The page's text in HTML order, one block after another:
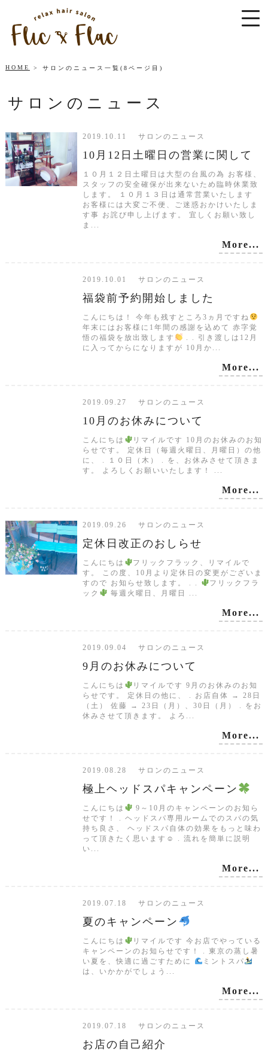
HOME サロンのニュース一覧(8ページ目)
サロンのニュース
2019.10.11 サロンのニュース
10月12日土曜日の営業に関して
１０月１２日土曜日は大型の台風の為 お客様、
スタッフの安全確保が出来ないため臨時休業致
します。 １０月１３日は通常営業いたします
お客様には大変ご不便、ご迷惑おかけいたしま
す事 お詫び申し上げます。 宜しくお願い致し
ま...
More...
2019.10.01 サロンのニュース
福袋前予約開始しました
こんにちは！ 今年も残すところ3ヵ月ですね
年末にはお客様に1年間の感謝を込めて 赤字覚
悟の福袋を放出致します
. . 引き渡しは12月
に入ってからになりますが 10月か...
More...
2019.09.27 サロンのニュース
10月のお休みについて
こんにちは
リマイルです 10月のお休みのお知
らせです。 定休日（毎週火曜日、月曜日）の他
に、 . １０日（木） . を、お休みさせて頂きま
す。 よろしくお願いいたします！ ...
More...
2019.09.26 サロンのニュース
定休日改正のおしらせ
こんにちは
フリックフラック、リマイルで
す。 この度、10月より定休日の変更がございま
すので お知らせ致します。 . .
フリックフラ
ック
毎週火曜日、月曜日 ...
More...
2019.09.04 サロンのニュース
9月のお休みについて
こんにちは
リマイルです 9月のお休みのお知
らせです。 定休日の他に、 . お店自体 → 28日
（土） 佐藤 → 23日（月）、30日（月） . をお
休みさせて頂きます。 よろ...
More...
2019.08.28 サロンのニュース
極上ヘッドスパキャンペーン
こんにちは
9～10月のキャンペーンのお知ら
せです！ . ヘッドスパ専用ルームでのスパの気
持ち良さ、 ヘッドスパ自体の効果をもっと味わ
って頂きたく思います☺ . 流れを簡単に説明
い...
More...
2019.07.18 サロンのニュース
夏のキャンペーン
こんにちは
リマイルです 今お店でやっている
キャンペーンのお知らせです！ . 東京の蒸し暑
い夏を、快適に過ごすために
ミントスパ
は、いかかがでしょう...
More...
2019.07.18 サロンのニュース
お店の自己紹介